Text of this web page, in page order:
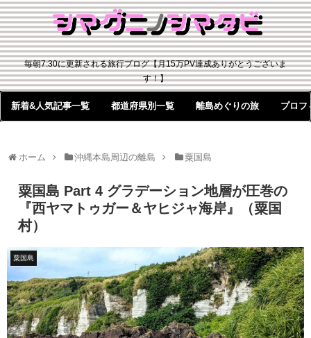
毎朝7:30に更新される旅行ブログ【月15万PV達成ありがとうございま
す！】
新着&人気記事一覧 都道府県別一覧 離島めぐりの旅 プロフ
ホーム 沖縄本島周辺の離島 粟国島
粟国島 Part 4 グラデーション地層が圧巻の
『西ヤマトゥガー＆ヤヒジャ海岸』（粟国
村）
粟国島